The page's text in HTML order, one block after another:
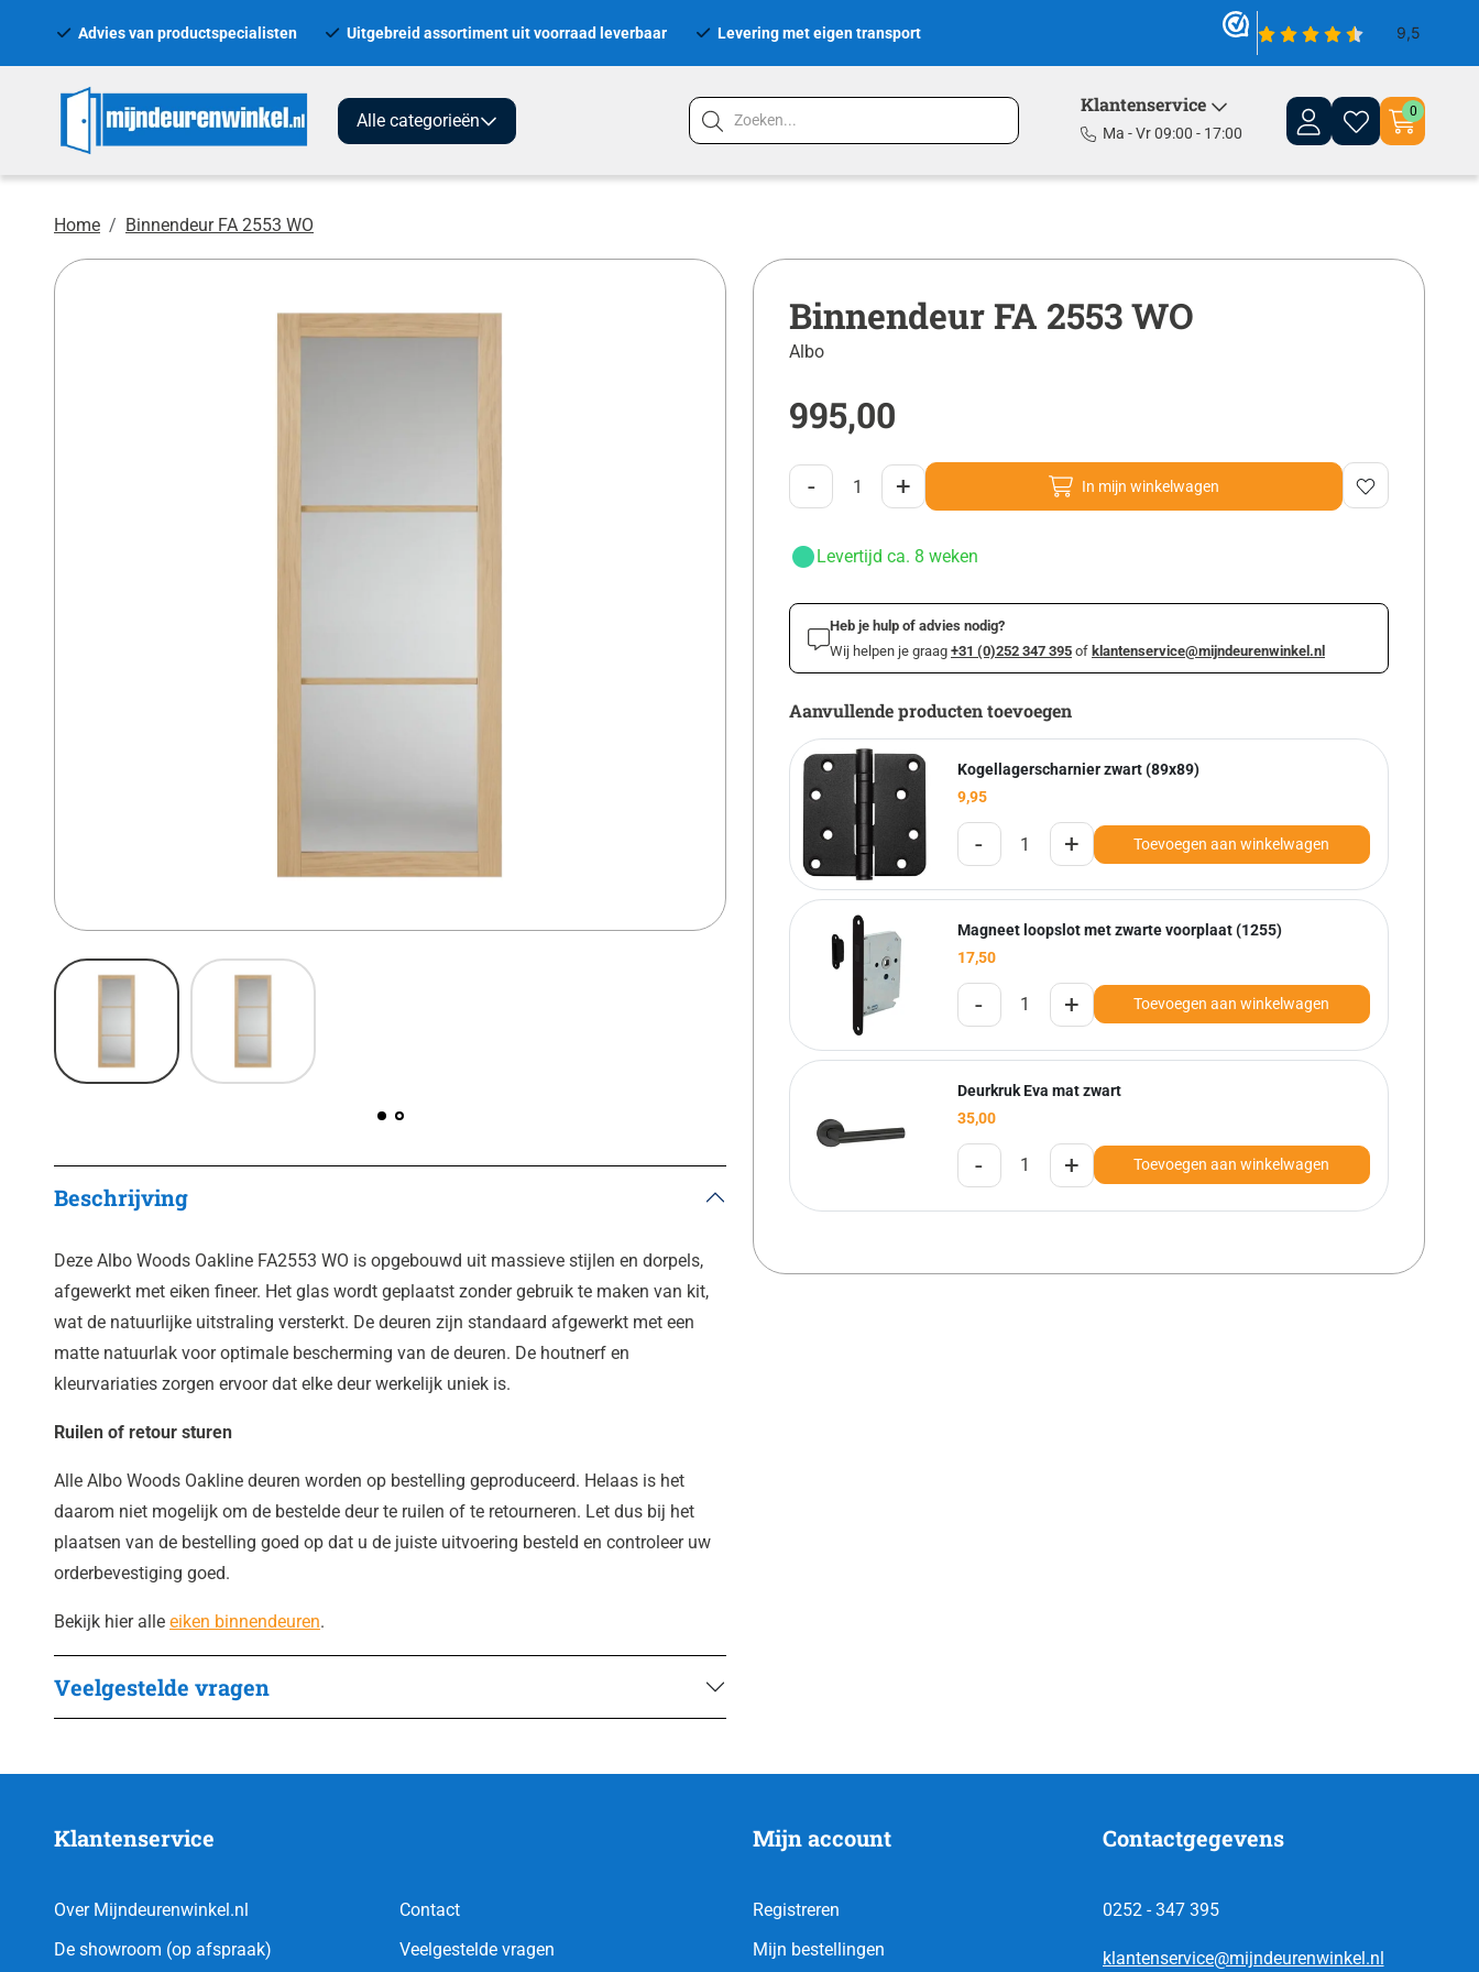
Advies van productspecialisten Uitgebreid assortiment uit voorraad leverbaar Levering met eigen transport
Alle categorieën
Klantenservice
Ma - Vr 09:00 - 17:00
0
Home Binnendeur FA 2553 WO
Beschrijving
Deze Albo Woods Oakline FA2553 WO is opgebouwd uit massieve stijlen en dorpels,
afgewerkt met eiken fineer. Het glas wordt geplaatst zonder gebruik te maken van kit,
wat de natuurlijke uitstraling versterkt. De deuren zijn standaard afgewerkt met een
matte natuurlak voor optimale bescherming van de deuren. De houtnerf en
kleurvariaties zorgen ervoor dat elke deur werkelijk uniek is.
Ruilen of retour sturen
Alle Albo Woods Oakline deuren worden op bestelling geproduceerd. Helaas is het
daarom niet mogelijk om de bestelde deur te ruilen of te retourneren. Let dus bij het
plaatsen van de bestelling goed op dat u de juiste uitvoering besteld en controleer uw
orderbevestiging goed.
Bekijk hier alle eiken binnendeuren.
Veelgestelde vragen
Binnendeur FA 2553 WO
Albo
995,00
- + In mijn winkelwagen
Levertijd ca. 8 weken
Heb je hulp of advies nodig?
Wij helpen je graag +31 (0)252 347 395 of klantenservice@mijndeurenwinkel.nl
Aanvullende producten toevoegen
Kogellagerscharnier zwart (89x89)
9,95
- + Toevoegen aan winkelwagen
Magneet loopslot met zwarte voorplaat (1255)
17,50
- + Toevoegen aan winkelwagen
Deurkruk Eva mat zwart
35,00
- + Toevoegen aan winkelwagen
Klantenservice
Over Mijndeurenwinkel.nl
De showroom (op afspraak)
Contact
Veelgestelde vragen
Mijn account
Registreren
Mijn bestellingen
Contactgegevens
0252 - 347 395
klantenservice@mijndeurenwinkel.nl